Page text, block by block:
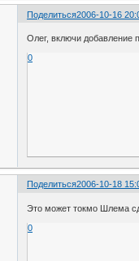
Поделиться2006-10-16
Олег, включи добавление
0
Поделиться2006-10-18
Это может токмо Шлема
0